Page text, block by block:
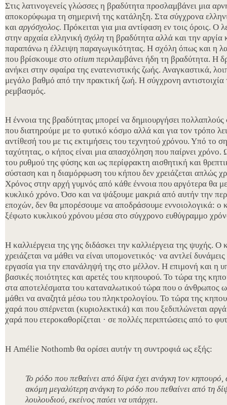
Στις λατινογενείς γλώσσες η βραδύτητα προσλαμβάνει μια
αποκορύφωμα τη σημερινή της κατάληξη. Στα σύγχρονα
και αργόσχολος. Πρόκειται για μια αντίφαση εν τοις όροις. Ο
στην αρχαία ελληνική σχόλη τη βραδύτητα αλλά και την αργία
παραπάνω η έλλειψη παραγωγικότητας. Η σχόλη όπως και η
που βρίσκουμε στο otium περιλαμβάνει ήδη τη βραδύτητα. Η
ανήκει στην σφαίρα της ενατενιστικής ζωής. Αναγκαστικά,
μεγάλο βαθμό από την πρακτική ζωή. Η σύγχρονη αντιστοιχία
ρεμβασμός.
Η έννοια της βραδύτητας μπορεί να δημιουργήσει πολλαπλούς
που διατηρούμε με το φυτικό κόσμο αλλά και για τον τρόπο
αντίθεσή του με τις εκτιμήσεις του τεχνητού χρόνου. Υπό το
ταχύτητας, ο κήπος είναι μια απασχόληση που παίρνει
του ρυθμού της φύσης και ως περίφρακτη αισθητική και
σύσταση και η διαμόρφωση του κήπου δεν χρειάζεται απλώς
Χρόνος στην αρχή γυμνός από κάθε έννοια που αργότερα θα
κυκλικό χρόνο. Όσο και να ψάξουμε μακριά από αυτήν την
εποχών, δεν θα μπορέσουμε να αποδράσουμε εννοιολογικά: ο
ξέφωτο κυκλικού χρόνου μέσα στο σύγχρονο ευθύγραμμο
Η καλλιέργεια της γης διδάσκει την καλλιέργεια της ψυχής. Ο
χρειάζεται να μάθει να είναι υπομονετικός· να αντλεί
εργασία για την επανάληψή της στο μέλλον. Η επιμονή και η
βασικές ποιότητες και αρετές του κηπουρού. Το τώρα της
στα αποτελέσματα του καταναλωτικού τώρα που ο άνθρωπος
μάθει να αναζητά μέσω του πληκτρολογίου. Το τώρα της
χαρά που σπέρνεται (κυριολεκτικά) και που ξεδιπλώνεται
χαρά που ετεροκαθορίζεται · σε πολλές περιπτώσεις από το
Η Amélie Nothomb θα ορίσει αυτήν τη συντροφιά ως εξής:
Το ρόδο που πεθαίνει από δίψα έχει ανάγκη τον κηπουρό,
ακόμη μεγαλύτερη ανάγκη το ρόδο που πεθαίνει από τη
λουλουδιού, εκείνος παύει να υπάρχει.